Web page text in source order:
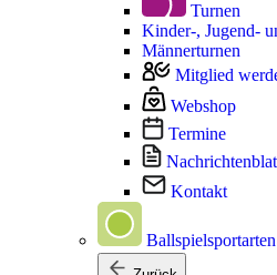
Turnen
Kinder-, Jugend-
Männerturnen
Mitglied
Webshop
Termine
Kontakt
Ballspielsportarten